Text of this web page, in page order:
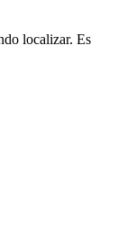
localizar. Es